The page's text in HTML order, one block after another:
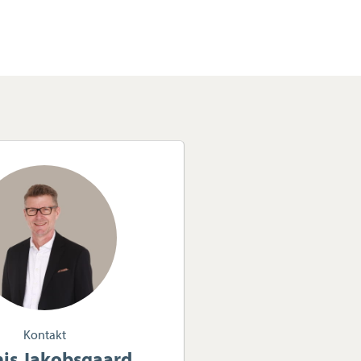
Kontakt